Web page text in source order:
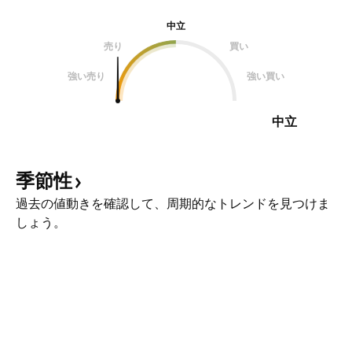
中立
売り
買い
強い売り 強い買い
中立
季節性
過去の値動きを確認して、周期的なトレンドを見つけま
しょう。